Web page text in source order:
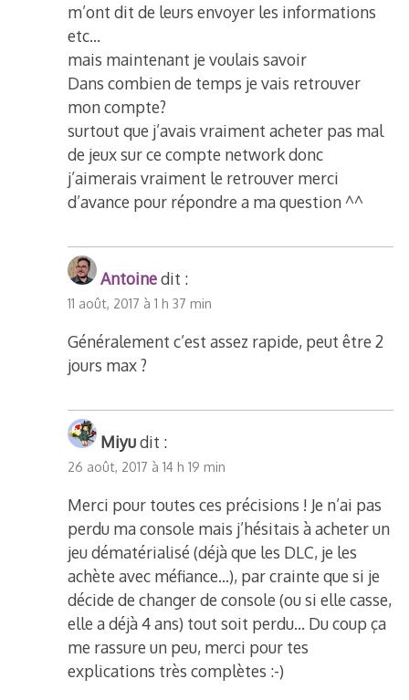
m’ont dit de leurs envoyer les informations
etc…
mais maintenant je voulais savoir
Dans combien de temps je vais retrouver
mon compte?
surtout que j’avais vraiment acheter pas mal
de jeux sur ce compte network donc
j’aimerais vraiment le retrouver merci
d’avance pour répondre a ma question ^^
Antoinedit :
11 août, 2017 à 1 h 37 min
Généralement c’est assez rapide, peut être 2
jours max ?
Miyudit :
26 août, 2017 à 14 h 19 min
Merci pour toutes ces précisions ! Je n’ai pas
perdu ma console mais j’hésitais à acheter un
jeu dématérialisé (déjà que les DLC, je les
achète avec méfiance…), par crainte que si je
décide de changer de console (ou si elle casse,
elle a déjà 4 ans) tout soit perdu… Du coup ça
me rassure un peu, merci pour tes
explications très complètes :-)